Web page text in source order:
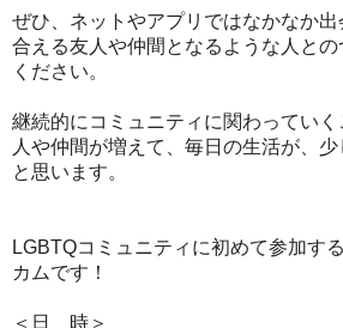
ぜひ、ネットやアプリではなかなか
合える友人や仲間となるような人と
ください。
継続的にコミュニティに関わってい
人や仲間が増えて、毎日の生活が、少
と思います。
LGBTQコミュニティに初めて参加す
カムです！
＜日 時＞